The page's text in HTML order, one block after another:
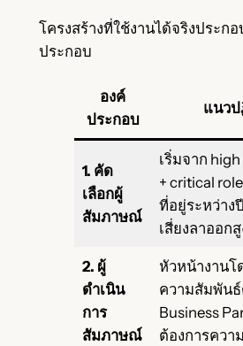
โครงสร้างที่ใช้งานได้จริงประก
ประกอบ
องค์
ประกอบ
แนว
1. คัด
เลือกผู้
สัมภาษณ์
เริ่มจาก
+ critical
ที่อยู่ระหว่าง
เสี่ยงลาออก
2. ผู้
ดำเนิน
การ
สัมภาษณ์
หัวหน้างานโ
ความสัมพันธ์
Business
ต้องการควา